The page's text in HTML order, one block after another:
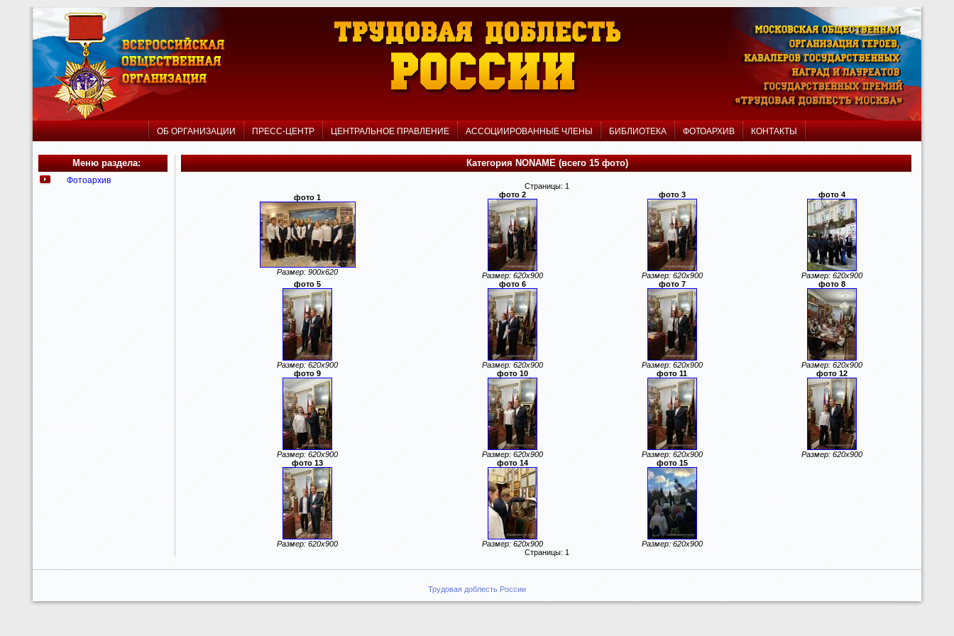
ОБ ОРГАНИЗАЦИИ ПРЕСС-ЦЕНТР ЦЕНТРАЛЬНОЕ ПРАВЛЕНИЕ АССОЦИИРОВАННЫЕ ЧЛЕНЫ БИБЛИОТЕКА ФОТОАРХИВ КОНТАКТЫ
Меню раздела:
Фотоархив
Категория NONAME (всего 15 фото)
Страницы: 1
фото 1
Размер: 900x620
фото 2
Размер: 620x900
фото 3
Размер: 620x900
фото 4
Размер: 620x900
фото 5
Размер: 620x900
фото 6
Размер: 620x900
фото 7
Размер: 620x900
фото 8
Размер: 620x900
фото 9
Размер: 620x900
фото 10
Размер: 620x900
фото 11
Размер: 620x900
фото 12
Размер: 620x900
фото 13
Размер: 620x900
фото 14
Размер: 620x900
фото 15
Размер: 620x900
Страницы: 1
Трудовая доблесть России